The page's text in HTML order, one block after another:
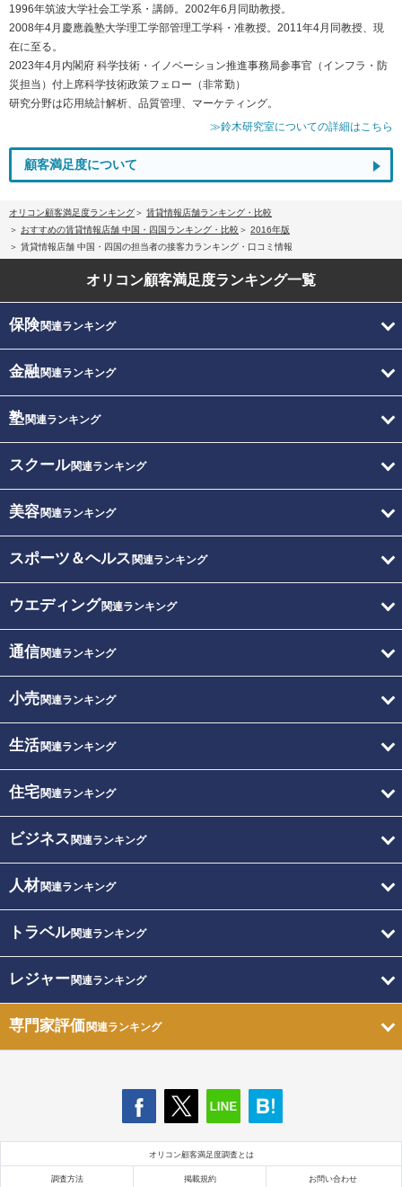
1996年筑波大学社会工学系・講師。2002年6月同助教授。
2008年4月慶應義塾大学理工学部管理工学科・准教授。2011年4月同教授、現
在に至る。
2023年4月内閣府 科学技術・イノベーション推進事務局参事官（インフラ・防
災担当）付上席科学技術政策フェロー（非常勤）
研究分野は応用統計解析、品質管理、マーケティング。
≫鈴木研究室についての詳細はこちら
顧客満足度について
オリコン顧客満足度ランキング
賃貸情報店舗ランキング・比較
おすすめの賃貸情報店舗 中国・四国ランキング・比較
2016年版
賃貸情報店舗 中国・四国の担当者の接客力ランキング・口コミ情報
オリコン顧客満足度ランキング一覧
保険関連ランキング
金融関連ランキング
塾関連ランキング
スクール関連ランキング
美容関連ランキング
スポーツ＆ヘルス 関連ランキング
ウエディング関連ランキング
通信関連ランキング
小売関連ランキング
生活関連ランキング
住宅関連ランキング
ビジネス 関連ランキング
人材関連ランキング
トラベル関連ランキング
レジャー関連ランキング
専門家評価関連ランキング
オリコン顧客満足度調査とは
調査方法 掲載規約 お問い合わせ